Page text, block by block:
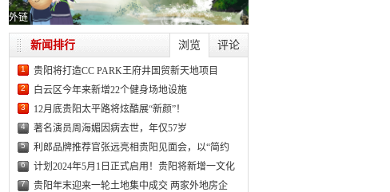
外链
浏览 评论
新闻排行
1 贵阳将打造CC PARK王府井国贸新天地项目
2 白云区今年来新增22个健身场地设施
3 12月底贵阳太平路将炫酷展“新颜”！
4 著名演员周海媚因病去世，年仅57岁
5 利郎品牌推荐官张远亮相贵阳见面会，以“简约
6 计划2024年5月1日正式启用！贵阳将新增一文化
7 贵阳年末迎来一轮土地集中成交 两家外地房企